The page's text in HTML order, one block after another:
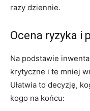
razy dziennie.
Ocena ryzyka i
Na podstawie
krytyczne i te mniej
Ułatwia to decyzję,
kogo na końcu: